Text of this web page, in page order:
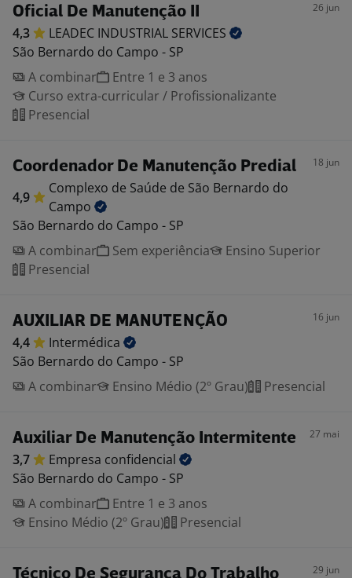
Oficial De Manutenção II 26 jun
4,3 LEADEC INDUSTRIAL SERVICES
São Bernardo do Campo - SP
A combinar
Entre 1 e 3 anos
Curso extra-curricular / Profissionalizante
Presencial
Coordenador De Manutenção Predial 18 jun
4,9
Complexo de Saúde de São Bernardo do
Campo
São Bernardo do Campo - SP
A combinar
Sem experiência
Ensino Superior
Presencial
AUXILIAR DE MANUTENÇÃO 16 jun
4,4
Intermédica
São Bernardo do Campo - SP
A combinar
Ensino Médio (2º Grau) Presencial
Auxiliar De Manutenção Intermitente 27 mai
3,7 Empresa confidencial
São Bernardo do Campo - SP
A combinar
Entre 1 e 3 anos
Ensino Médio (2º Grau)
Presencial
Técnico De Segurança Do Trabalho 29 jun